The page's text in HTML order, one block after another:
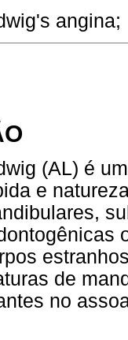
(AL) é
e
de
no